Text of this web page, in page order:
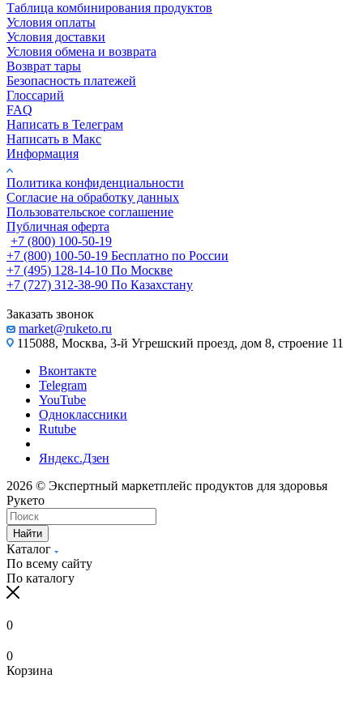
Таблица комбинирования продуктов
Условия оплаты
Условия доставки
Условия обмена и возврата
Возврат тары
Безопасность платежей
Глоссарий
FAQ
Написать в Телеграм
Написать в Макс
Информация
Политика конфиденциальности
Согласие на обработку данных
Пользовательское соглашение
Публичная оферта
+7 (800) 100-50-19
+7 (800) 100-50-19 Бесплатно по России
+7 (495) 128-14-10 По Москве
+7 (727) 312-38-90 По Казахстану
Заказать звонок
market@ruketo.ru
115088, Москва, 3-й Угрешский проезд, дом 8, строение 11
Вконтакте
Telegram
YouTube
Одноклассники
Rutube
Яндекс.Дзен
2026 © Экспертный маркетплейс продуктов для здоровья
Рукето
Найти
Каталог
По всему сайту
По каталогу
0
0
Корзина